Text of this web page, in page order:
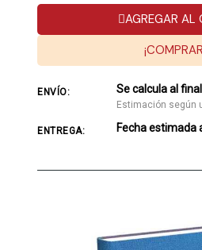
AGREGAR AL
ENVÍO: Se calcula al
Estimación según
ENTREGA: Fecha estimada